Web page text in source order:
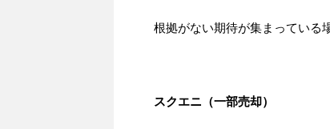
根拠がない期待が集まっている
スクエニ（一部売却）